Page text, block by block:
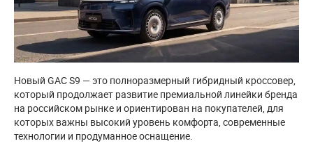
Новый GAC S9 — это полноразмерный гибридный кроссовер,
который продолжает развитие премиальной линейки бренда
на российском рынке и ориентирован на покупателей, для
которых важны высокий уровень комфорта, современные
технологии и продуманное оснащение.